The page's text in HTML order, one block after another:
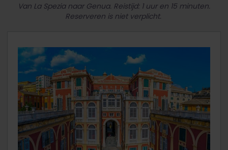
Van La Spezia naar Genua. Reistijd: 1 uur en 15 minuten.
Reserveren is niet verplicht.